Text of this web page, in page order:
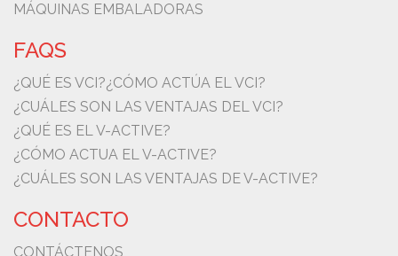
MÁQUINAS EMBALADORAS
FAQS
¿QUÉ ES VCI?¿CÓMO ACTÚA EL VCI?
¿CUÁLES SON LAS VENTAJAS DEL VCI?
¿QUÉ ES EL V-ACTIVE?
¿CÓMO ACTUA EL V-ACTIVE?
¿CUÁLES SON LAS VENTAJAS DE V-ACTIVE?
CONTACTO
CONTÁCTENOS